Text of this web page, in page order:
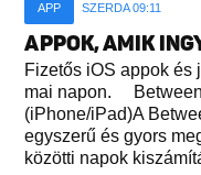
APP SZERDA 09:11
APPOK, AMIK
Fizetős iOS appok és
mai napon. Between
(iPhone/iPad)A
egyszerű és gyors
közötti napok